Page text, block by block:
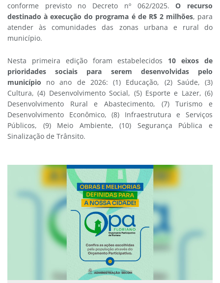
conforme previsto no Decreto nº 062/2025.O recurso
destinado à execução do programa é de R$ 2 milhões, para
atender às comunidades das zonas urbana e rural do
município.
Nesta primeira edição foram estabelecidos 10 eixos de
prioridades sociais para serem desenvolvidas pelo
município no ano de 2026: (1) Educação, (2) Saúde, (3)
Cultura, (4) Desenvolvimento Social, (5) Esporte e Lazer, (6)
Desenvolvimento Rural e Abastecimento, (7) Turismo e
Desenvolvimento Econômico, (8) Infraestrutura e Serviços
Públicos, (9) Meio Ambiente, (10) Segurança Pública e
Sinalização de Trânsito.